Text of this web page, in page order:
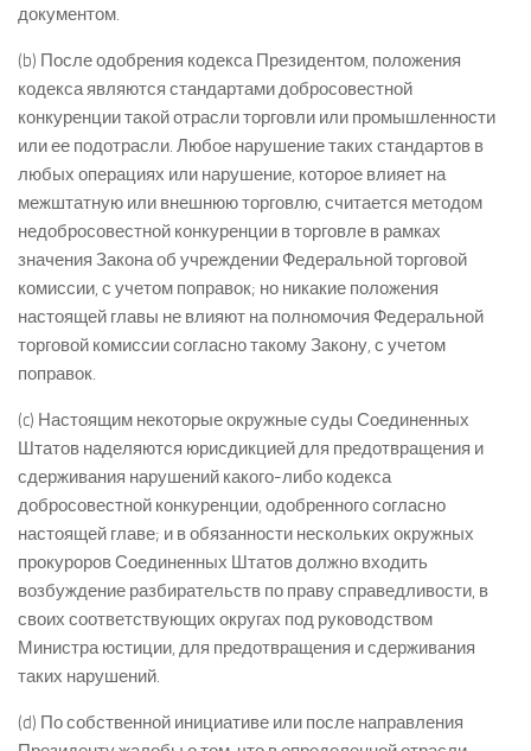
документом.
(b) После одобрения кодекса Президентом, положения
кодекса являются стандартами добросовестной
конкуренции такой отрасли торговли или промышленности
или ее подотрасли. Любое нарушение таких стандартов в
любых операциях или нарушение, которое влияет на
межштатную или внешнюю торговлю, считается методом
недобросовестной конкуренции в торговле в рамках
значения Закона об учреждении Федеральной торговой
комиссии, с учетом поправок; но никакие положения
настоящей главы не влияют на полномочия Федеральной
торговой комиссии согласно такому Закону, с учетом
поправок.
(c) Настоящим некоторые окружные суды Соединенных
Штатов наделяются юрисдикцией для предотвращения и
сдерживания нарушений какого-либо кодекса
добросовестной конкуренции, одобренного согласно
настоящей главе; и в обязанности нескольких окружных
прокуроров Соединенных Штатов должно входить
возбуждение разбирательств по праву справедливости, в
своих соответствующих округах под руководством
Министра юстиции, для предотвращения и сдерживания
таких нарушений.
(d) По собственной инициативе или после направления